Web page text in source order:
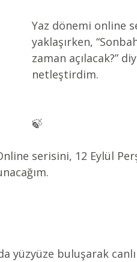
Yaz dönemi online
yaklaşırken,
zaman açılacak?”
netleştirdim.
🍃
serisini, 12 Eylül
yüzyüze buluşarak